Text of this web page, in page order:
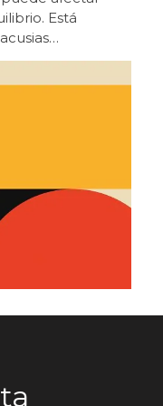
y
sólida dentro
Pilar
en
trabaja con una
y futuro.
sientan que
pero también
con formación,
que les permitan
director
y Brasil, ponía el
impacto que